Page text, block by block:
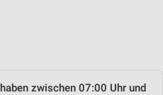
zwischen 07:00 Uhr und